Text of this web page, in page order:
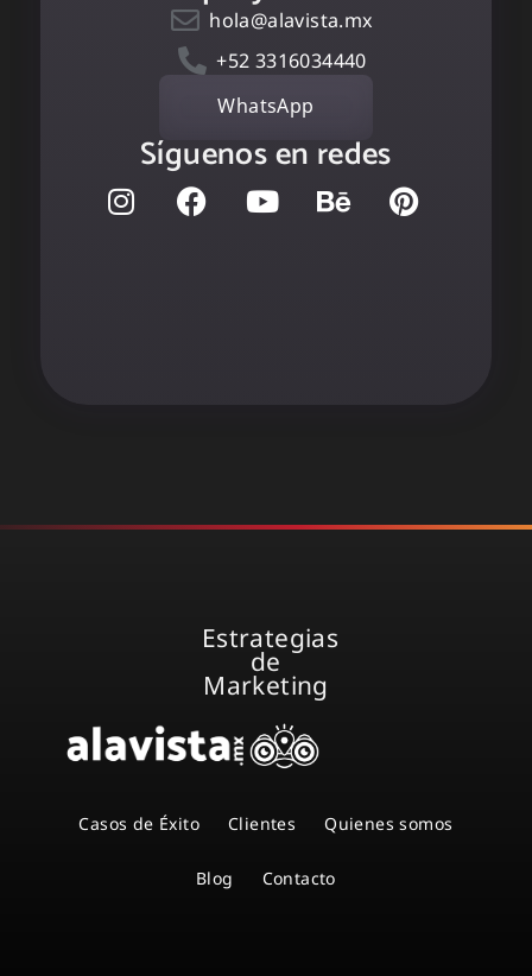
hola@alavista.mx
+52 3316034440
WhatsApp
Síguenos en redes
Estrategias
de
Marketing
Casos de Éxito Clientes Quienes somos
Blog Contacto